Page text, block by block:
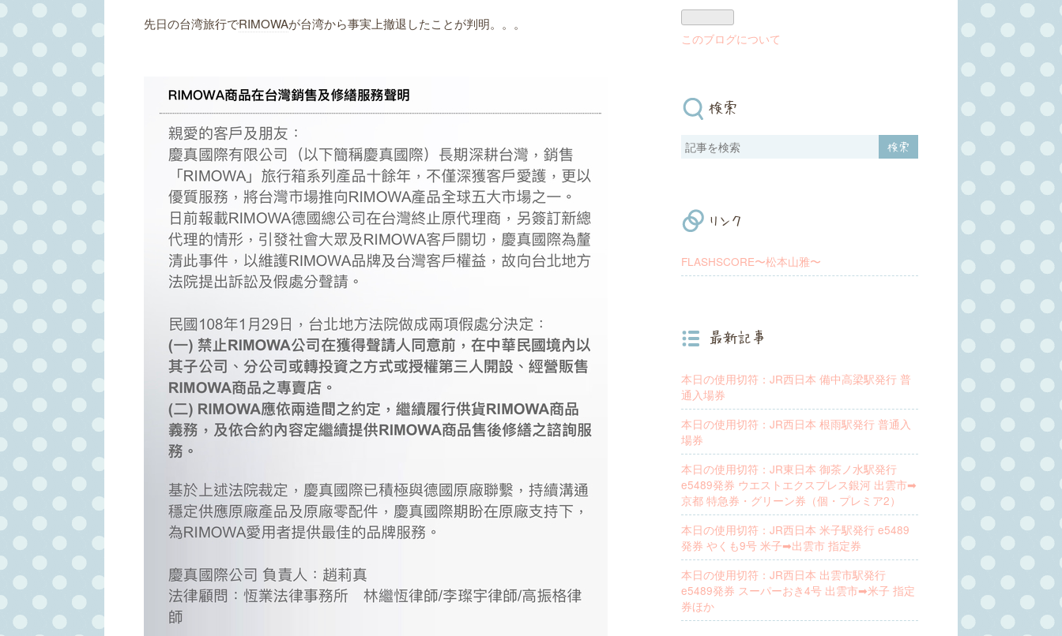
先日の台湾旅行でRIMOWAが台湾から事実上撤退したことが判明。。。
このブログについて
検索
リンク
FLASHSCORE〜松本山雅〜
最新記事
本日の使用切符：JR西日本 備中高梁駅発行 普
通入場券
本日の使用切符：JR西日本 根雨駅発行 普通入
場券
本日の使用切符：JR東日本 御茶ノ水駅発行
e5489発券 ウエストエクスプレス銀河 出雲市➡︎
京都 特急券・グリーン券（個・プレミア2）
本日の使用切符：JR西日本 米子駅発行 e5489
発券 やくも9号 米子➡︎出雲市 指定券
本日の使用切符：JR西日本 出雲市駅発行
e5489発券 スーパーおき4号 出雲市➡︎米子 指定
券ほか